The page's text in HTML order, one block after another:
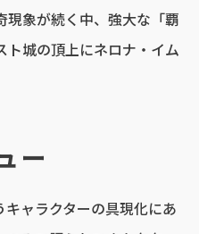
象が続く中、強大な「覇
ト城の頂上にネロナ・イム
ー
ャラクターの具現化にあ